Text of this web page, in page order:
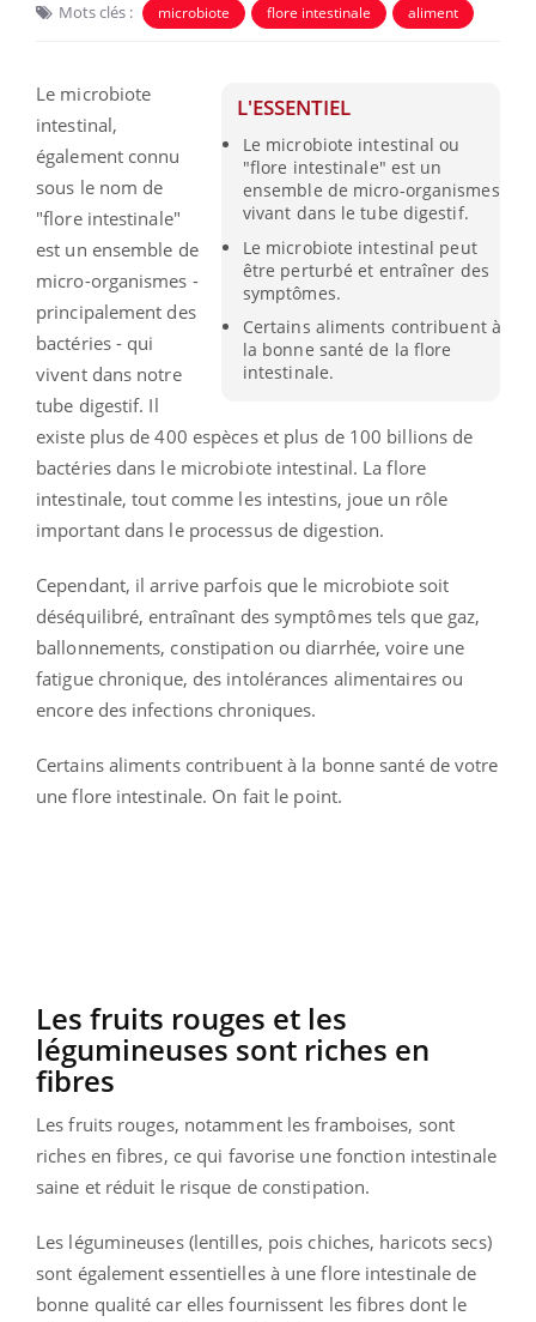
Mots clés : microbiote flore intestinale aliment
L'ESSENTIEL
Le microbiote intestinal ou
"flore intestinale" est un
ensemble de micro-organismes
vivant dans le tube digestif.
Le microbiote intestinal peut
être perturbé et entraîner des
symptômes.
Certains aliments contribuent à
la bonne santé de la flore
intestinale.
Le microbiote
intestinal,
également connu
sous le nom de
"flore intestinale"
est un ensemble de
micro-organismes -
principalement des
bactéries - qui
vivent dans notre
tube digestif. Il
existe plus de 400 espèces et plus de 100 billions de
bactéries dans le microbiote intestinal. La flore
intestinale, tout comme les intestins, joue un rôle
important dans le processus de digestion.
Cependant, il arrive parfois que le microbiote soit
déséquilibré, entraînant des symptômes tels que gaz,
ballonnements, constipation ou diarrhée, voire une
fatigue chronique, des intolérances alimentaires ou
encore des infections chroniques.
Certains aliments contribuent à la bonne santé de votre
une flore intestinale. On fait le point.
Les fruits rouges et les
légumineuses sont riches en
fibres
Les fruits rouges, notamment les framboises, sont
riches en fibres, ce qui favorise une fonction intestinale
saine et réduit le risque de constipation.
Les légumineuses (lentilles, pois chiches, haricots secs)
sont également essentielles à une flore intestinale de
bonne qualité car elles fournissent les fibres dont le